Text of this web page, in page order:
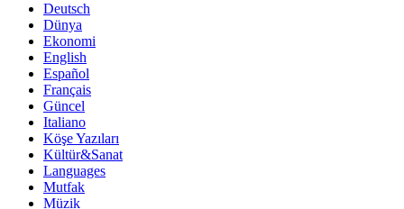
Deutsch
Dünya
Ekonomi
English
Español
Français
Güncel
Italiano
Köşe Yazıları
Kültür&Sanat
Languages
Mutfak
Müzik